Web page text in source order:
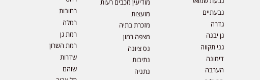
גבעתיים
גדרה
גן יבנה
גני תקווה
דימונה
הערבה
מודיעין מכבים רעות
מועצות
מזכרת בתיה
מצפה רמון
נס ציונה
נתיבות
נתניה
רחובות
רמלה
רמת גן
רמת השרון
שדרות
שוהם